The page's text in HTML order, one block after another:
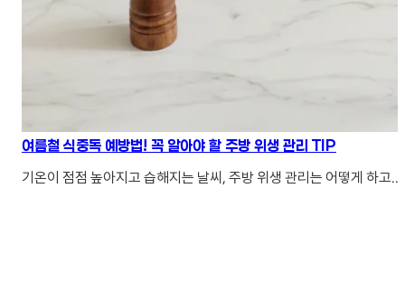
여름철 식중독 예방법! 꼭 알아야 할 주방 위생 관리 TIP
기온이 점점 높아지고 습해지는 날씨, 주방 위생 관리는 어떻게 하고...